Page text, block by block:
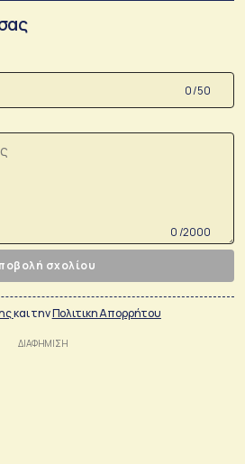
0 /50
0 /2000
σχολίου
και τηνΠολιτικη Απορρήτου